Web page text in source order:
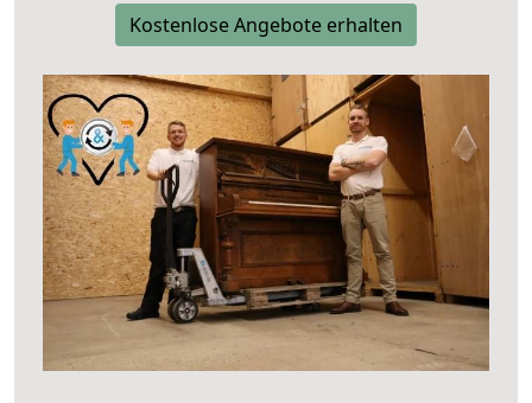
Kostenlose Angebote erhalten